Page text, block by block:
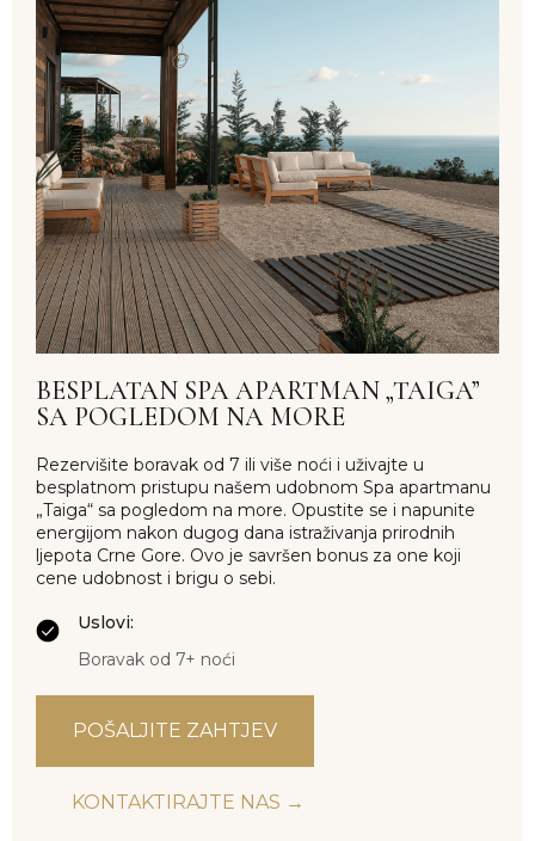
BESPLATAN SPA APARTMAN „TAIGA”
SA POGLEDOM NA MORE
Rezervišite boravak od 7 ili više noći i uživajte u
besplatnom pristupu našem udobnom Spa apartmanu
„Taiga“ sa pogledom na more. Opustite se i napunite
energijom nakon dugog dana istraživanja prirodnih
ljepota Crne Gore. Ovo je savršen bonus za one koji
cene udobnost i brigu o sebi.
Uslovi:
Boravak od 7+ noći
POŠALJITE ZAHTJEV
KONTAKTIRAJTE NAS →